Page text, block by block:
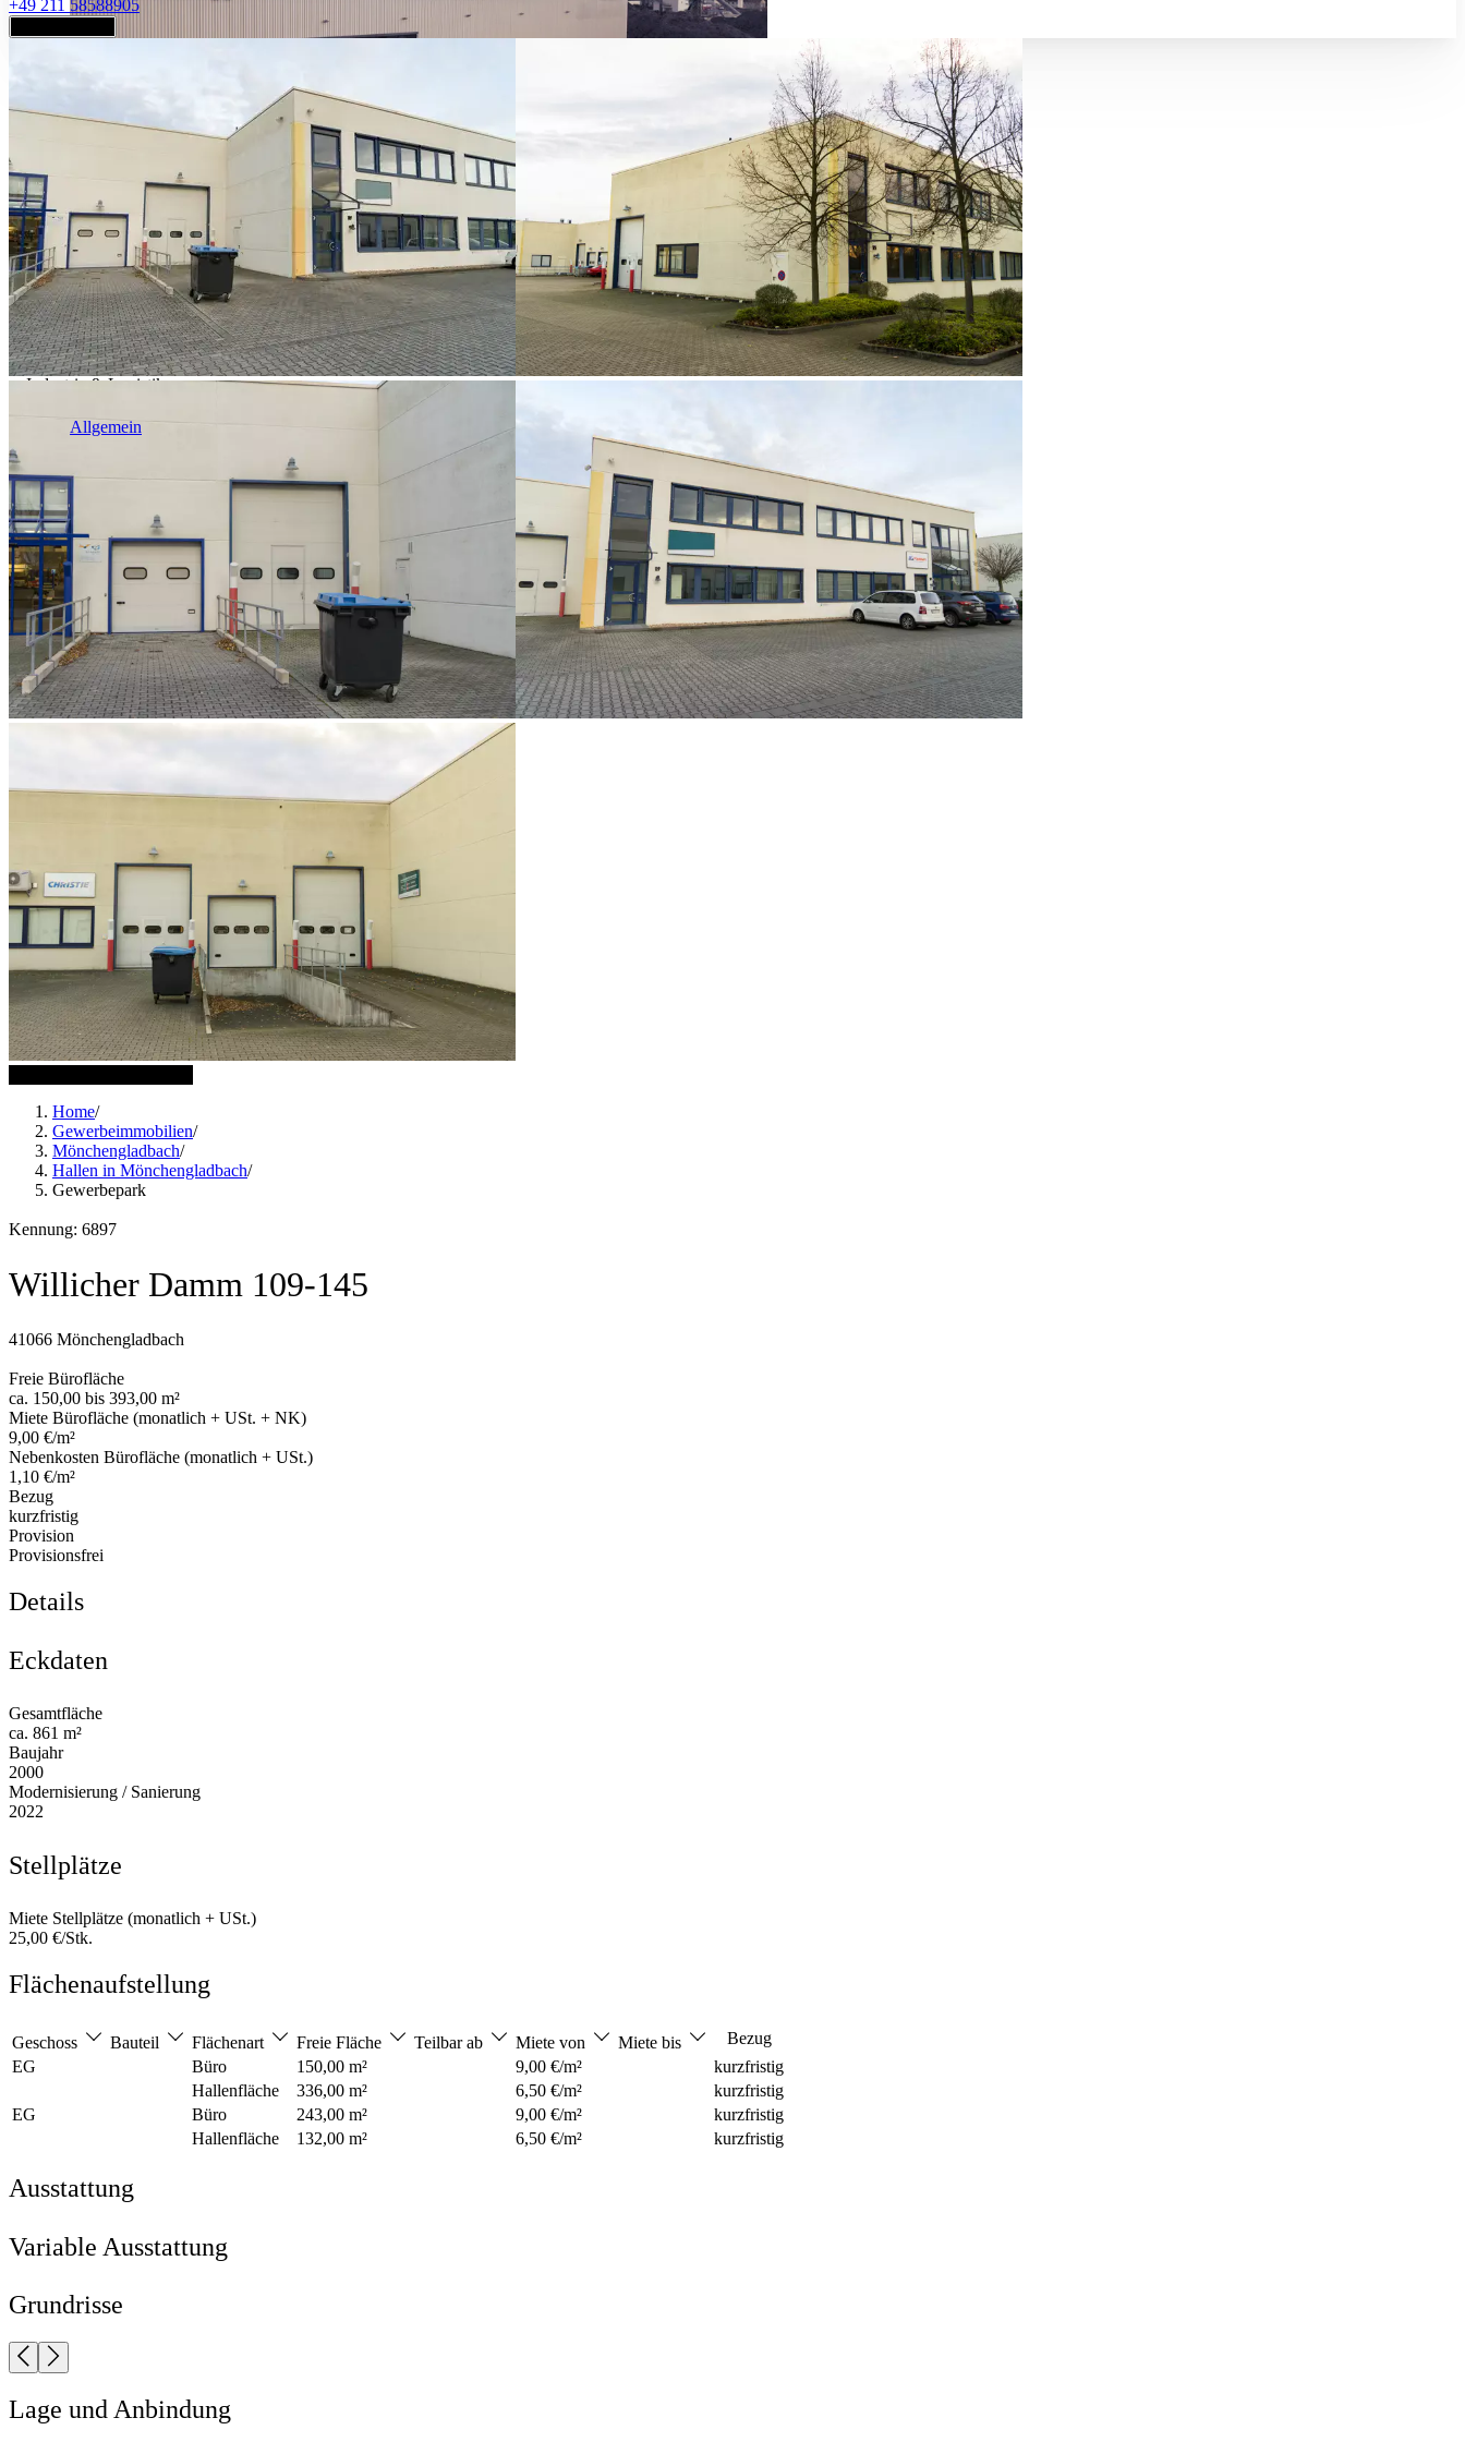
Industrie & Logistik
Allgemein
+49 211 58588905
Home/
Gewerbeimmobilien/
Mönchengladbach/
Hallen in Mönchengladbach/
Gewerbepark
Kennung: 6897
Willicher Damm 109-145
41066 Mönchengladbach
Freie Bürofläche
ca. 150,00 bis 393,00 m²
Miete Bürofläche (monatlich + USt. + NK)
9,00 €/m²
Nebenkosten Bürofläche (monatlich + USt.)
1,10 €/m²
Bezug
kurzfristig
Provision
Provisionsfrei
Details
Eckdaten
Gesamtfläche
ca. 861 m²
Baujahr
2000
Modernisierung / Sanierung
2022
Stellplätze
Miete Stellplätze (monatlich + USt.)
25,00 €/Stk.
Flächenaufstellung
Geschoss Bauteil Flächenart Freie Fläche Teilbar ab Miete von Miete bis
Bezug
EG
Büro 150,00 m² 9,00 €/m²
kurzfristig
Hallenfläche
336,00 m² 6,50 €/m²
kurzfristig
EG
Büro 243,00 m² 9,00 €/m²
kurzfristig
Hallenfläche
132,00 m² 6,50 €/m² kurzfristig
Ausstattung
Variable Ausstattung
Grundrisse
Lage und Anbindung